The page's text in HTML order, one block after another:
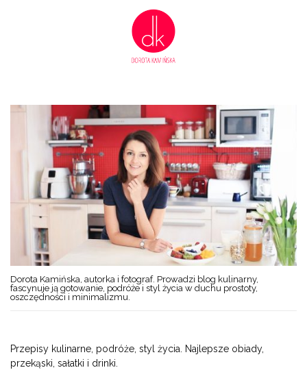
Dorota Kamińska, autorka i fotograf. Prowadzi blog kulinarny,
fascynuje ją gotowanie, podróże i styl życia w duchu prostoty,
oszczędności i minimalizmu.
Przepisy kulinarne, podróże, styl życia. Najlepsze obiady,
przekąski, sałatki i drinki.